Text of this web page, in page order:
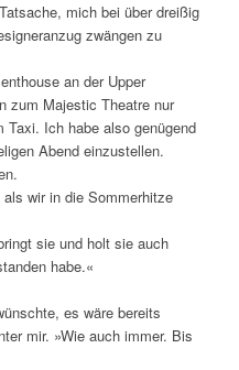
mich bei über dreißig
zwängen zu
an der Upper
zum Majestic Theatre nur
Ich habe also genügend
Abend einzustellen.
wir in die Sommerhitze
sie und holt sie auch
habe.«
es wäre bereits
mir. »Wie auch immer. Bis